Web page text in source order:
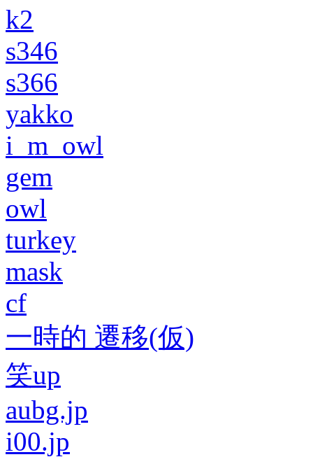
k2
s346
s366
yakko
i_m_owl
gem
owl
turkey
mask
cf
一時的 遷移(仮)
笑up
aubg.jp
i00.jp